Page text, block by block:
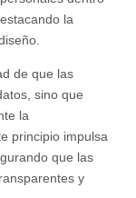
la
de que las
sino que
la
principio impulsa
que las
y